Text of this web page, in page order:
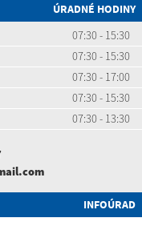
ÚRADNÉ HODINY
07:30 - 15:30
07:30 - 15:30
07:30 - 17:00
07:30 - 15:30
07:30 - 13:30
INFOÚRAD